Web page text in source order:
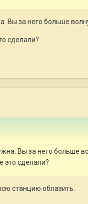
за него больше
сделали?
Вы за него больше
это сделали?
станцию облазить.